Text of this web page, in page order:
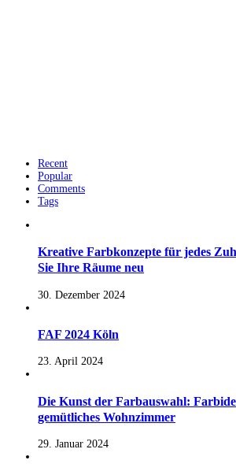
Recent
Popular
Comments
Tags
Kreative Farbkonzepte für jedes
Sie Ihre Räume neu
30. Dezember 2024
FAF 2024 Köln
23. April 2024
Die Kunst der Farbauswahl:
gemütliches Wohnzimmer
29. Januar 2024